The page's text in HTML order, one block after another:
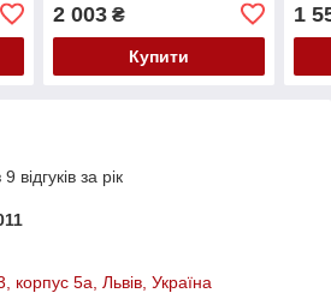
2 003₴
Купити
1
відгуків за рік
корпус 5а, Львів, Україна